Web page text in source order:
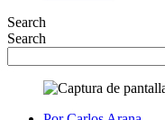
Search
Search